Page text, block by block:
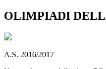
OLIMPIADI
A.S. 2016/2017